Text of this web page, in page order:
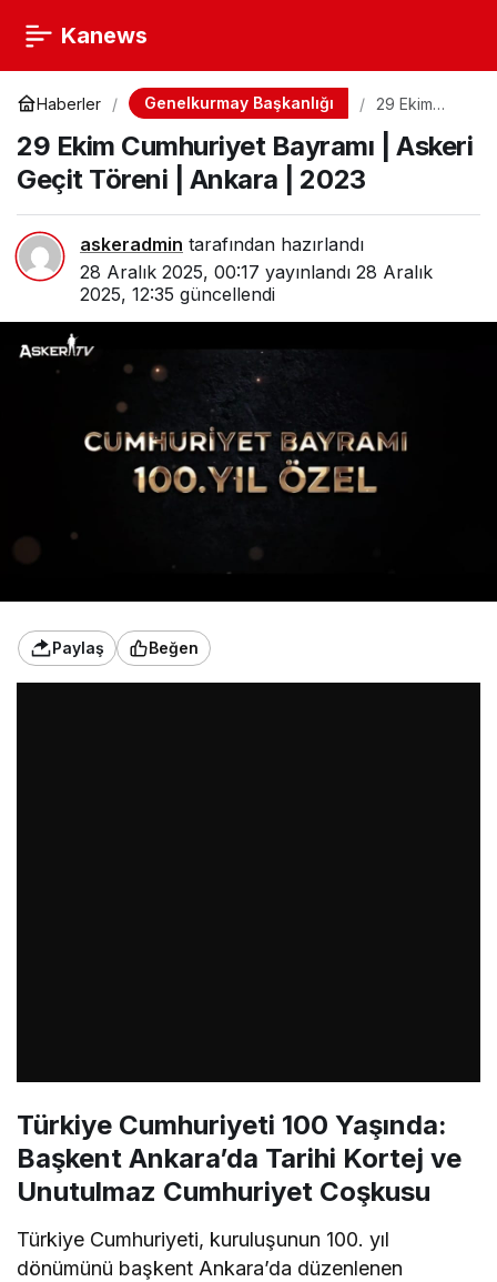
Kanews
Haberler Genelkurmay Başkanlığı
29 Ekim
Bayramı |
Askeri Geçit
2023
29 Ekim Cumhuriyet Bayramı | Askeri
Geçit Töreni | Ankara | 2023
askeradmin tarafından hazırlandı
28 Aralık 2025, 00:17 yayınlandı 28 Aralık
2025, 12:35 güncellendi
Paylaş Beğen
Türkiye Cumhuriyeti 100 Yaşında:
Başkent Ankara’da Tarihi Kortej ve
Unutulmaz Cumhuriyet Coşkusu
Türkiye Cumhuriyeti, kuruluşunun 100. yıl
dönümünü başkent Ankara’da düzenlenen